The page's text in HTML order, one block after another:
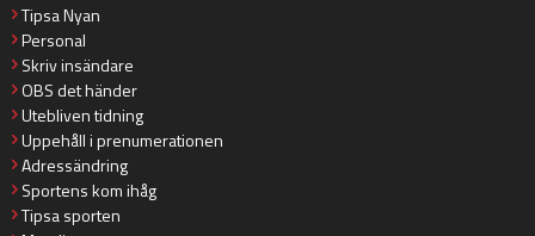
Tipsa Nyan
Personal
Skriv insändare
OBS det händer
Utebliven tidning
Uppehåll i prenumerationen
Adressändring
Sportens kom ihåg
Tipsa sporten